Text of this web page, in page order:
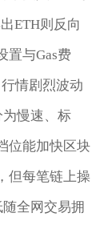
ETH则反向
置与Gas费
情剧烈波动
为慢速、标
位能加快区块
但每笔链上操
全网交易拥